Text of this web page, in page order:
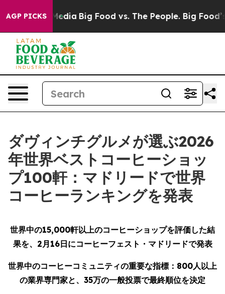
AGP PICKS
Media Big Food vs. The People. Big Food’s
ダヴィンチグルメが選ぶ2026
年世界ベストコーヒーショッ
プ100軒：マドリードで世界
コーヒーランキングを発表
世界中の15,000軒以上のコーヒーショップを評価した結
果を、 2月16日にコーヒーフェスト・マドリードで発表
世界中のコーヒーコミュニティの重要な指標： 800人以上
の業界専門家と、 35万の一般投票で最終順位を決定